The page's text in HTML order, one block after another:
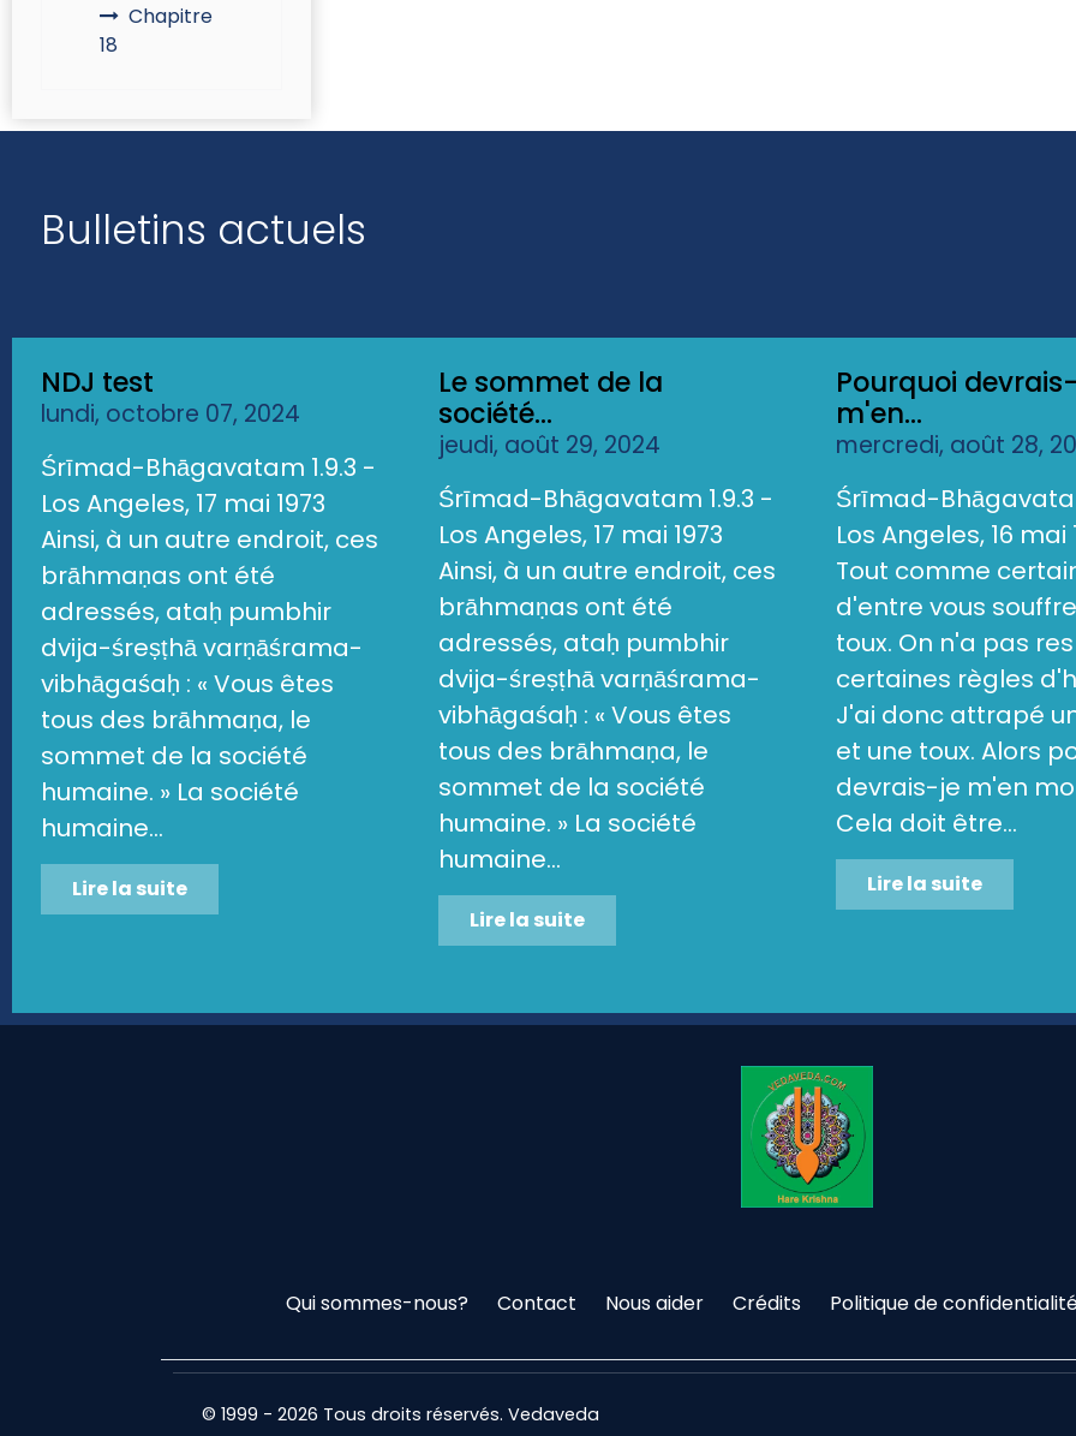
Chapitre
18
Bulletins actuels
NDJ test
lundi, octobre 07, 2024
Śrīmad-Bhāgavatam 1.9.3 -
Los Angeles, 17 mai 1973
Ainsi, à un autre endroit, ces
brāhmaṇas ont été
adressés, ataḥ pumbhir
dvija-śreṣṭhā varṇāśrama-
vibhāgaśaḥ : « Vous êtes
tous des brāhmaṇa, le
sommet de la société
humaine. » La société
humaine...
Lire la suite
Le sommet de la
société...
jeudi, août 29, 2024
Śrīmad-Bhāgavatam 1.9.3 -
Los Angeles, 17 mai 1973
Ainsi, à un autre endroit, ces
brāhmaṇas ont été
adressés, ataḥ pumbhir
dvija-śreṣṭhā varṇāśrama-
vibhāgaśaḥ : « Vous êtes
tous des brāhmaṇa, le
sommet de la société
humaine. » La société
humaine...
Lire la suite
Pourquoi
m'en...
mercredi, août 28,
Śrīmad-
Los Angeles, 16 mai
Tout comme
d'entre vous
toux. On n'a pas
certaines règles
J'ai donc attrapé
et une toux. Alors
devrais-je m'en
Cela doit être...
Lire la suite
Qui sommes-nous? Contact Nous aider Crédits Politique de
© 1999 - 2026 Tous droits réservés. Vedaveda